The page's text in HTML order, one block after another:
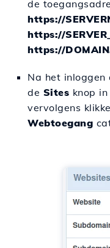
de
https://
https://
https://
Na het inloggen
de Sites knop
vervolgens
Webtoegang